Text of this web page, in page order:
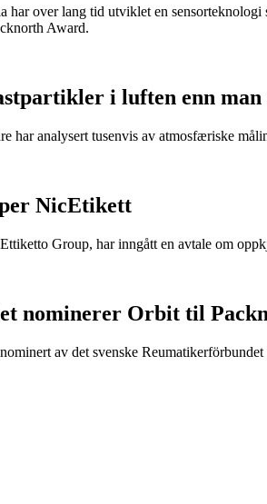
har over lang tid utviklet en
Award.
i luften enn
har analysert tusenvis av atmosfæriske
NicEtikett
Group, har inngått en avtale om
nominerer Orbit til
av det svenske